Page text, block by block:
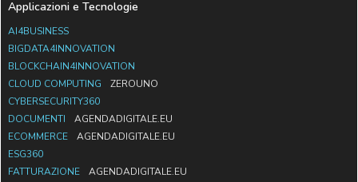
Applicazioni e Tecnologie
AI4BUSINESS
BIGDATA4INNOVATION
BLOCKCHAIN4INNOVATION
CLOUD COMPUTING
ZEROUNO
CYBERSECURITY360
DOCUMENTI
AGENDADIGITALE.EU
ECOMMERCE
AGENDADIGITALE.EU
ESG360
FATTURAZIONE
AGENDADIGITALE.EU